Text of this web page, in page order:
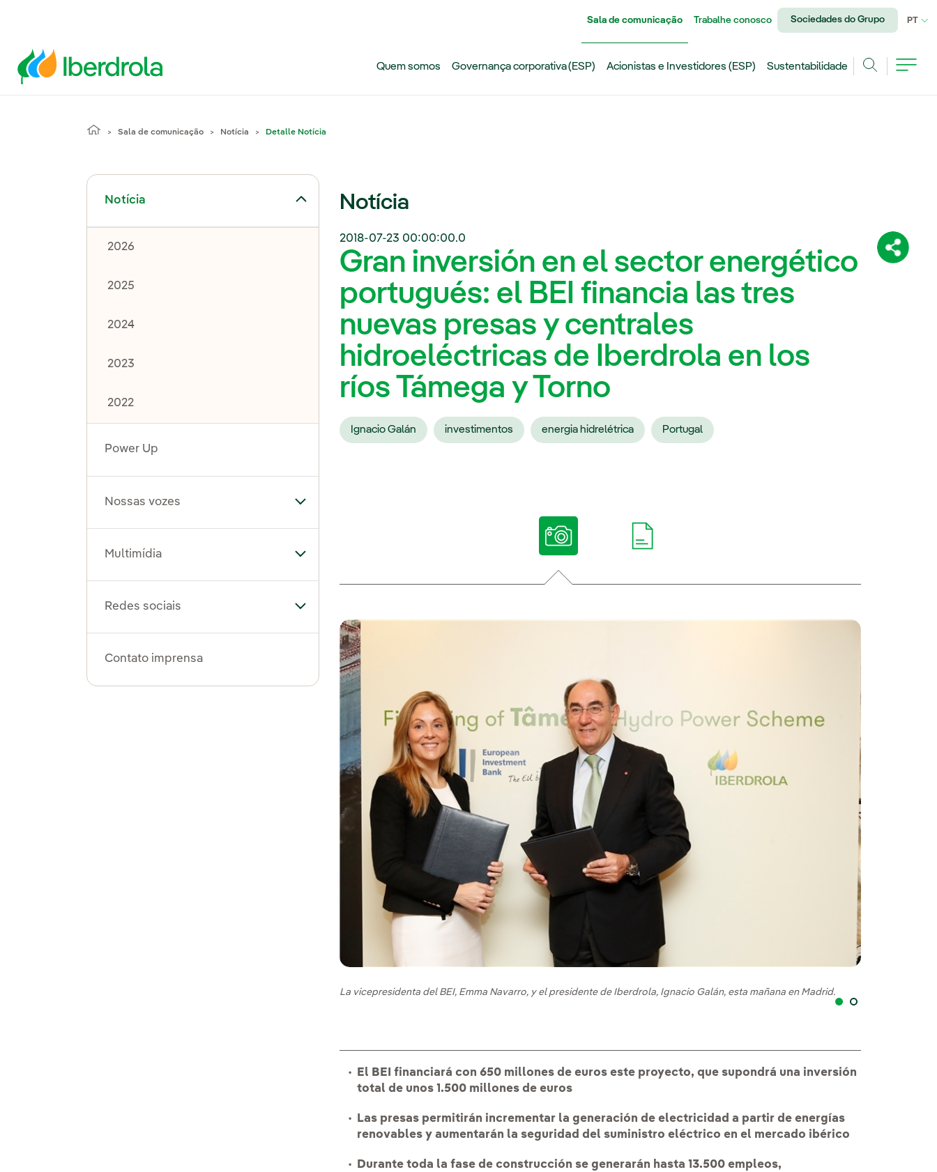
Sala de comunicação Trabalhe conosco Sociedades do Grupo PT
Quem somos Governança corporativa (ESP) Acionistas e Investidores (ESP)
Sustentabilidade
Sala de comunicação Notícia Detalle Notícia
Notícia
Alternar submenu de Notícia
2026
2025
2024
2023
2022
Power Up
Nossas vozes Alternar submenu de Nossas vozes
Multimídia Alternar submenu de Multimídia
Redes sociais Alternar submenu de Redes sociais
Contato imprensa
Notícia
2018-07-23 00:00:00.0
Gran inversión en el sector energético
portugués: el BEI financia las tres
nuevas presas y centrales
hidroeléctricas de Iberdrola en los
ríos Támega y Torno
Ignacio Galán investimentos energia hidrelétrica Portugal
La vicepresidenta del BEI, Emma Navarro, y el presidente de Iberdrola, Ignacio Galán, esta mañana en Madrid.
El BEI financiará con 650 millones de euros este proyecto, que supondrá una inversión
total de unos 1.500 millones de euros
Las presas permitirán incrementar la generación de electricidad a partir de energías
renovables y aumentarán la seguridad del suministro eléctrico en el mercado ibérico
Durante toda la fase de construcción se generarán hasta 13.500 empleos,